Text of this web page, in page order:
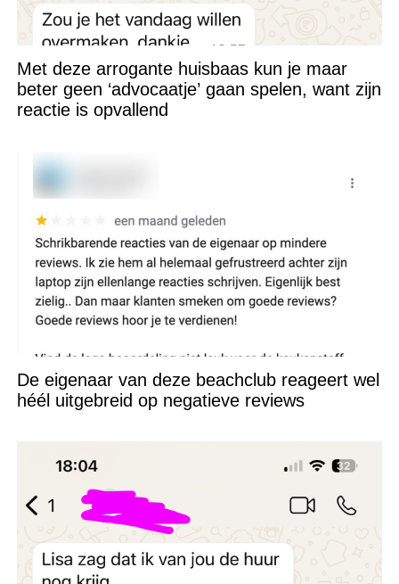
Met deze arrogante huisbaas kun je maar
beter geen ‘advocaatje’ gaan spelen, want zijn
reactie is opvallend
De eigenaar van deze beachclub reageert wel
héél uitgebreid op negatieve reviews